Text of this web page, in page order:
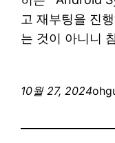
고 재부팅을 진
는 것이 아니니
10월 27, 2024